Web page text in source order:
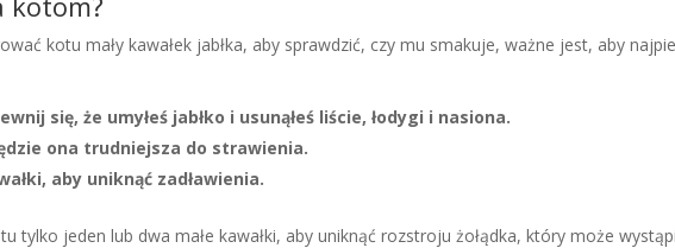
kotu mały kawałek jabłka, aby sprawdzić, czy mu smakuje, ważne jest, aby
się, że umyłeś jabłko i usunąłeś liście, łodygi i nasiona.
ona trudniejsza do strawienia.
aby uniknąć zadławienia.
tylko jeden lub dwa małe kawałki, aby uniknąć rozstroju żołądka, który może